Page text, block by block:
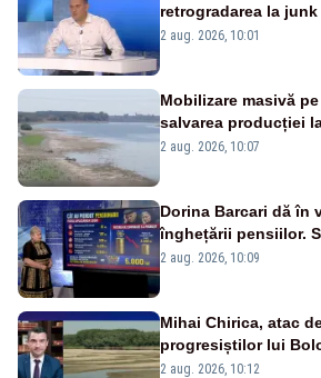
retrogradarea la
catastrofă pentru
2 aug. 2026, 10:01
Mobilizare masivă
salvarea producției
va detona o stâncă
2 aug. 2026, 10:07
Dorina Barcari dă în
înghețării pensiilor.
pierdute de fiecare
2 aug. 2026, 10:09
Mihai Chirica, atac
progresiștilor lui
protejăm și natura,
2 aug. 2026, 10:12